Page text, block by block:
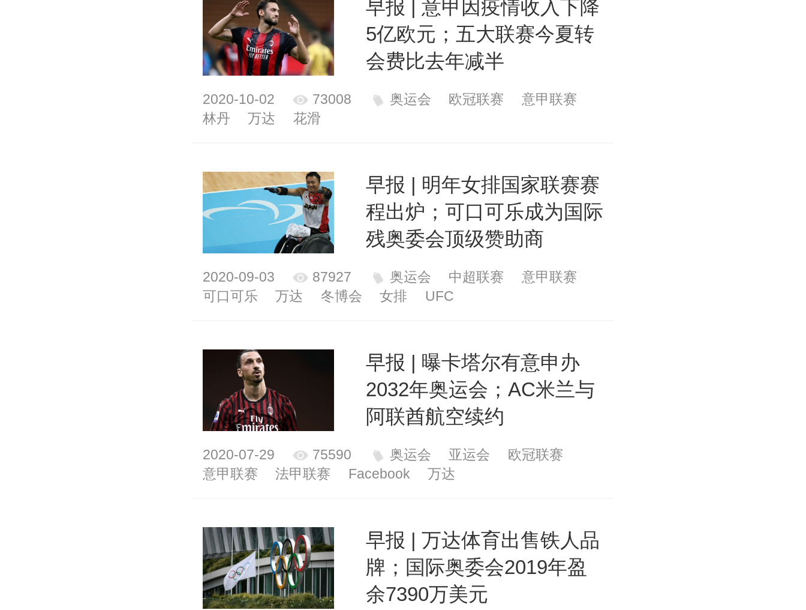
早报 | 意甲因疫情收入下降
5亿欧元；五大联赛今夏转
会费比去年减半
2020-10-02 73008 奥运会 欧冠联赛
意甲联赛
林丹
万达 花滑
早报 | 明年女排国家联赛赛
程出炉；可口可乐成为国际
残奥委会顶级赞助商
2020-09-03 87927 奥运会 中超联赛
意甲联赛
可口可乐
万达 冬博会 女排 UFC
早报 | 曝卡塔尔有意申办
2032年奥运会；AC米兰与
阿联酋航空续约
2020-07-29 75590 奥运会 亚运会
欧冠联赛
意甲联赛
法甲联赛 Facebook 万达
早报 | 万达体育出售铁人品
牌；国际奥委会2019年盈
余7390万美元